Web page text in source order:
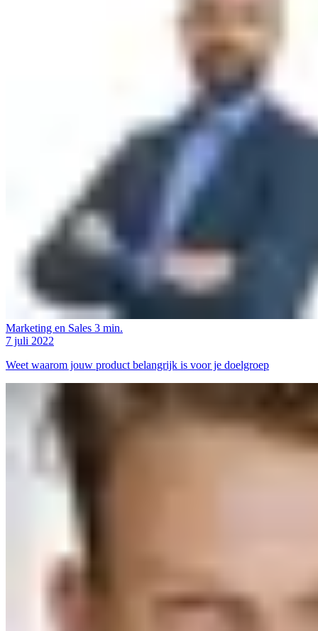
Marketing en Sales 3 min.
7 juli 2022
Weet waarom jouw product belangrijk is voor je doelgroep